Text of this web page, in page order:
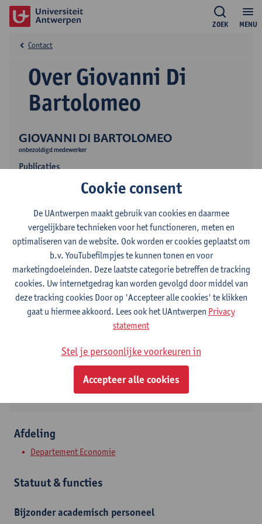
MENU
ZOEK
GIOVANNI DI BARTOLOMEO
onbezoldigd medewerker
Publicaties
Over Giovanni Di
Bartolomeo
Contact
Contact
Stadscampus
2000 Antwerpen, BEL
Afdeling
Departement Economie
Statuut & functies
Bijzonder academisch personeel
Cookie consent
De UAntwerpen maakt gebruik van cookies en daarmee
vergelijkbare technieken voor het functioneren, meten en
optimaliseren van de website. Ook worden er cookies geplaatst om
b.v. YouTubefilmpjes te kunnen tonen en voor
marketingdoeleinden. Deze laatste categorie betreffen de tracking
cookies. Uw internetgedrag kan worden gevolgd door middel van
deze tracking cookies Door op 'Accepteer alle cookies' te klikken
gaat u hiermee akkoord. Lees ook het UAntwerpen Privacy
statement
Stel je persoonlijke voorkeuren in
Accepteer alle cookies